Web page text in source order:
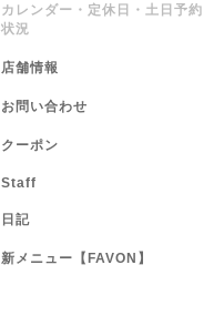
カレンダー・定休日・土日予約
状況
店舗情報
お問い合わせ
クーポン
Staff
日記
新メニュー【FAVON】